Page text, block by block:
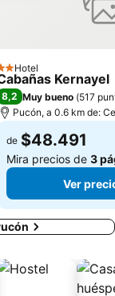
Estrellas
Hotel
Kernayel
8,2 Muy bueno (517
Pucón, a 0.6 km de:
de $48.491
Mira precios de 3
Ver